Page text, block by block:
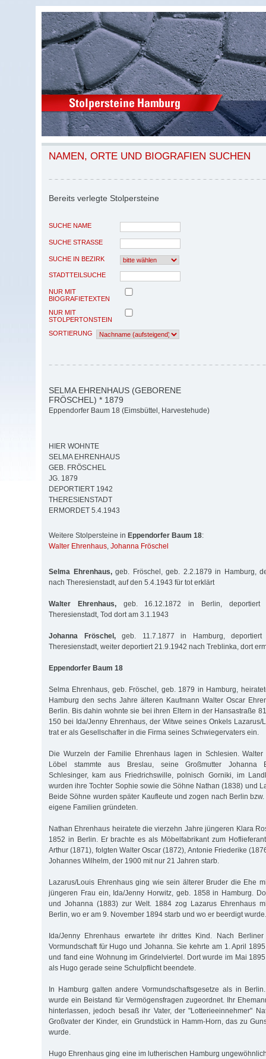
NAMEN, ORTE UND BIOGRAFIEN SUCHEN
Bereits verlegte Stolpersteine
SUCHE NAME
SUCHE STRASSE
SUCHE IN BEZIRK
STADTTEILSUCHE
NUR MIT
BIOGRAFIETEXTEN
NUR MIT
STOLPERTONSTEIN
SORTIERUNG
SELMA EHRENHAUS (GEBORENE
FRÖSCHEL) * 1879
Eppendorfer Baum 18 (Eimsbüttel, Harvestehude)
HIER WOHNTE
SELMA EHRENHAUS
GEB. FRÖSCHEL
JG. 1879
DEPORTIERT 1942
THERESIENSTADT
ERMORDET 5.4.1943
Weitere Stolpersteine in Eppendorfer Baum 18:
Walter Ehrenhaus, Johanna Fröschel
Selma Ehrenhaus,geb. Fröschel, geb. 2.2.1879 in Hamburg,
nach Theresienstadt, auf den 5.4.1943 für tot erklärt
Walter Ehrenhaus,geb. 16.12.1872 in Berlin, deportiert
Theresienstadt, Tod dort am 3.1.1943
Johanna Fröschel,geb. 11.7.1877 in Hamburg, deportiert
Theresienstadt, weiter deportiert 21.9.1942 nach Treblinka, dort
Eppendorfer Baum 18
Selma Ehrenhaus, geb. Fröschel, geb. 1879 in Hamburg,
Hamburg den sechs Jahre älteren Kaufmann Walter Oscar
Berlin. Bis dahin wohnte sie bei ihren Eltern in der Hansastraße
150 bei Ida/Jenny Ehrenhaus, der Witwe seines Onkels Lazarus/
trat er als Gesellschafter in die Firma seines Schwiegervaters ein.
Die Wurzeln der Familie Ehrenhaus lagen in Schlesien. Walter
Löbel stammte aus Breslau, seine Großmutter Johanna
Schlesinger, kam aus Friedrichswille, polnisch Gorniki, im
wurden ihre Tochter Sophie sowie die Söhne Nathan (1838) und
Beide Söhne wurden später Kaufleute und zogen nach Berlin
eigene Familien gründeten.
Nathan Ehrenhaus heiratete die vierzehn Jahre jüngeren Klara
1852 in Berlin. Er brachte es als Möbelfabrikant zum
Arthur (1871), folgten Walter Oscar (1872), Antonie Friederike
Johannes Wilhelm, der 1900 mit nur 21 Jahren starb.
Lazarus/Louis Ehrenhaus ging wie sein älterer Bruder die Ehe
jüngeren Frau ein, Ida/Jenny Horwitz, geb. 1858 in Hamburg.
und Johanna (1883) zur Welt. 1884 zog Lazarus Ehrenhaus
Berlin, wo er am 9. November 1894 starb und wo er beerdigt wurde.
Ida/Jenny Ehrenhaus erwartete ihr drittes Kind. Nach
Vormundschaft für Hugo und Johanna. Sie kehrte am 1. April
und fand eine Wohnung im Grindelviertel. Dort wurde im Mai
als Hugo gerade seine Schulpflicht beendete.
In Hamburg galten andere Vormundschaftsgesetze als in
wurde ein Beistand für Vermögensfragen zugeordnet. Ihr
hinterlassen, jedoch besaß ihr Vater, der "Lotterieeinnehmer"
Großvater der Kinder, ein Grundstück in Hamm-Horn, das zu
wurde.
Hugo Ehrenhaus ging eine im lutherischen Hamburg